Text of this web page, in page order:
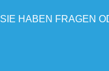
SIE HABEN FRAGEN